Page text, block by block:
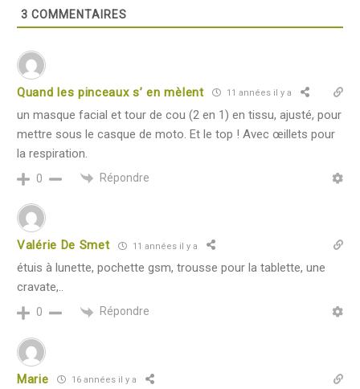
3 COMMENTAIRES
Quand les pinceaux s’ en mèlent 11 années il y a
un masque facial et tour de cou (2 en 1) en tissu, ajusté, pour
mettre sous le casque de moto. Et le top ! Avec œillets pour
la respiration.
0 Répondre
Valérie De Smet 11 années il y a
étuis à lunette, pochette gsm, trousse pour la tablette, une
cravate,..
0 Répondre
Marie 16 années il y a